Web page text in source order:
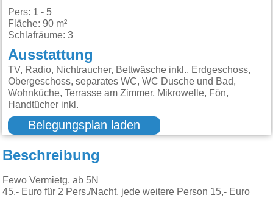
Pers: 1 - 5
Fläche: 90 m²
Schlafräume: 3
Ausstattung
TV, Radio, Nichtraucher, Bettwäsche inkl., Erdgeschoss,
Obergeschoss, separates WC, WC Dusche und Bad,
Wohnküche, Terrasse am Zimmer, Mikrowelle, Fön,
Handtücher inkl.
Belegungsplan laden
Beschreibung
Fewo Vermietg. ab 5N
45,- Euro für 2 Pers./Nacht, jede weitere Person 15,- Euro